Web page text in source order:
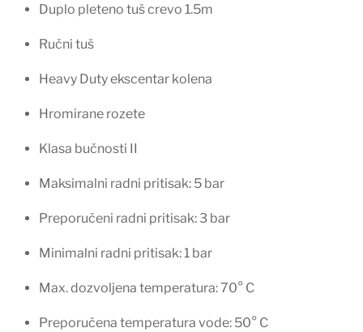
Duplo pleteno tuš crevo 1.5m
Ručni tuš
Heavy Duty ekscentar kolena
Hromirane rozete
Klasa bučnosti II
Maksimalni radni pritisak: 5 bar
Preporučeni radni pritisak: 3 bar
Minimalni radni pritisak: 1 bar
Max. dozvoljena temperatura: 70° C
Preporučena temperatura vode: 50° C